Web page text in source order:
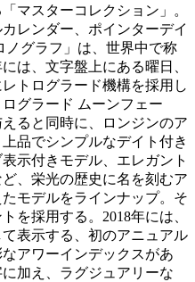
マスターコレクション」。
レンダー、ポインターデイ
ノグラフ」は、世界中で称
は、文字盤上にある曜日、
トログラード機構を採用し
グラード ムーンフェー
ると同時に、ロンジンのア
品でシンプルなデイト付き
示付きモデル、エレガント
、栄光の歴史に名を刻むア
モデルをラインナップ。そ
を採用する。2018年には、
表示する、初のアニュアル
アワーインデックスがあ
加え、ラグジュアリーな